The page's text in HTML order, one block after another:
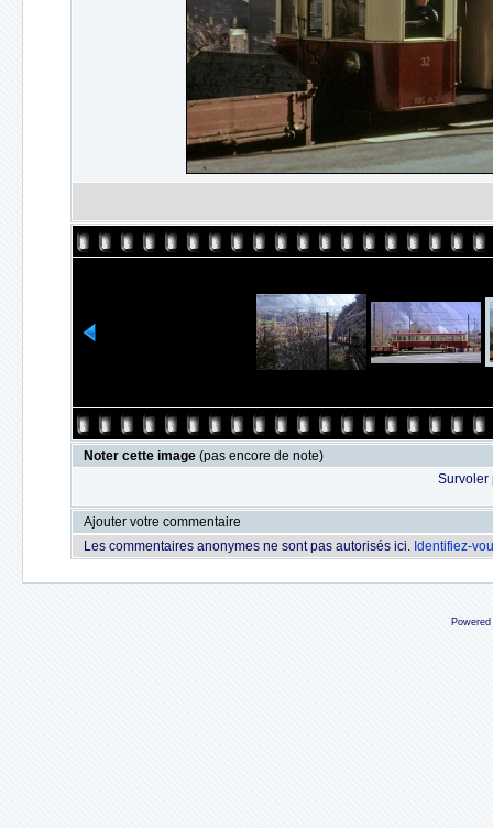
Noter cette image (pas encore de note)
Survoler
Ajouter votre commentaire
Les commentaires anonymes ne sont pas autorisés ici. Identifiez-